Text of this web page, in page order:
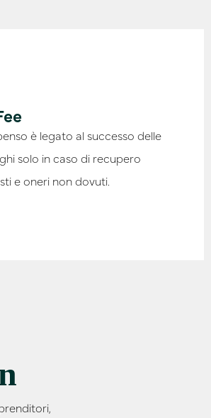
è legato al successo delle
solo in caso di recupero
e oneri non dovuti.